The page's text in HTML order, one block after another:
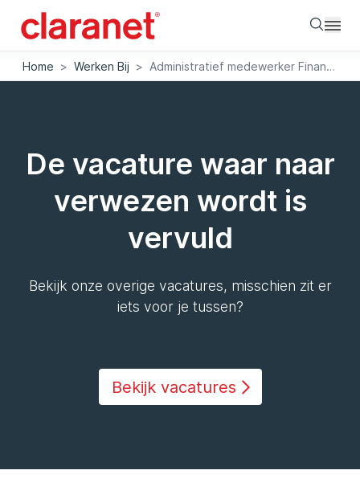
Home > Werken Bij > Administratief medewerker Finance & Operations
De vacature waar naar
verwezen wordt is
vervuld
Bekijk onze overige vacatures, misschien zit er
iets voor je tussen?
Bekijk vacatures